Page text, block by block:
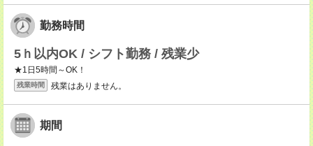
勤務時間
5ｈ以内OK / シフト勤務 / 残業少
★1日5時間～OK！
残業時間 残業はありません。
期間